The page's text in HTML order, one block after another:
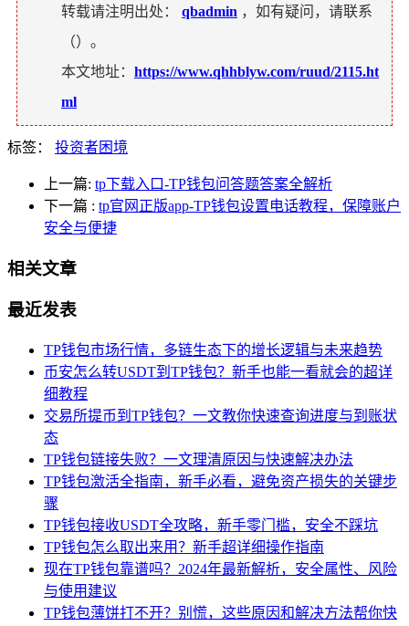
转载请注明出处： qbadmin ，如有疑问，请联系
（）。
本文地址： https://www.qhhblyw.com/ruud/2115.ht
ml
标签： 投资者困境
上一篇: tp下载入口-TP钱包问答题答案全解析
下一篇 : tp官网正版app-TP钱包设置电话教程，保障账户
安全与便捷
相关文章
最近发表
TP钱包市场行情，多链生态下的增长逻辑与未来趋势
币安怎么转USDT到TP钱包？新手也能一看就会的超详
细教程
交易所提币到TP钱包？一文教你快速查询进度与到账状
态
TP钱包链接失败？一文理清原因与快速解决办法
TP钱包激活全指南，新手必看，避免资产损失的关键步
骤
TP钱包接收USDT全攻略，新手零门槛，安全不踩坑
TP钱包怎么取出来用？新手超详细操作指南
现在TP钱包靠谱吗？2024年最新解析，安全属性、风险
与使用建议
TP钱包薄饼打不开？别慌，这些原因和解决方法帮你快